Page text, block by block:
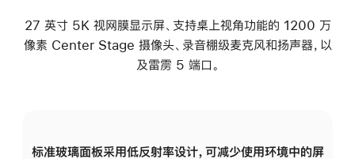
27 英寸 5K 视网膜显示屏、支持桌上视角功能的 1200 万
像素 Center Stage 摄像头、录音棚级麦克风和扬声器，以
及雷雳 5 端口。
标准玻璃面板采用低反射率设计，可减少使用环境中的屏